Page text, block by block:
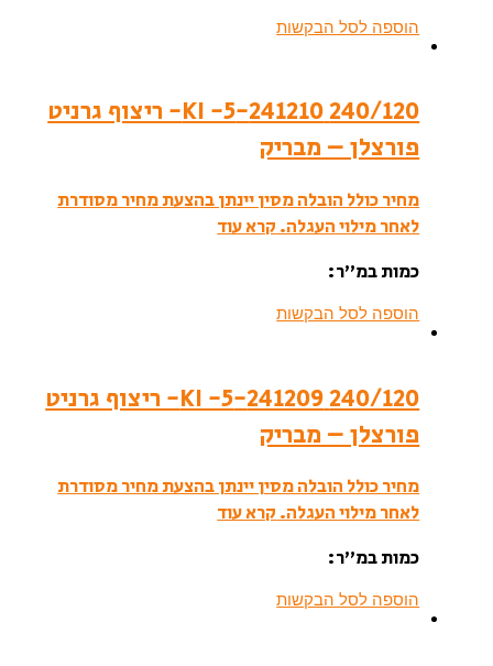
הוספה לסל הבקשות
240/120 241210-KI -5- ריצוף גרניט
פורצלן – מבריק
מחיר כולל הובלה מסין יינתן בהצעת מחיר מסודרת
לאחר מילוי העגלה.קרא עוד
כמות במ”ר:
הוספה לסל הבקשות
240/120 241209-KI -5- ריצוף גרניט
פורצלן – מבריק
מחיר כולל הובלה מסין יינתן בהצעת מחיר מסודרת
לאחר מילוי העגלה.קרא עוד
כמות במ”ר:
הוספה לסל הבקשות